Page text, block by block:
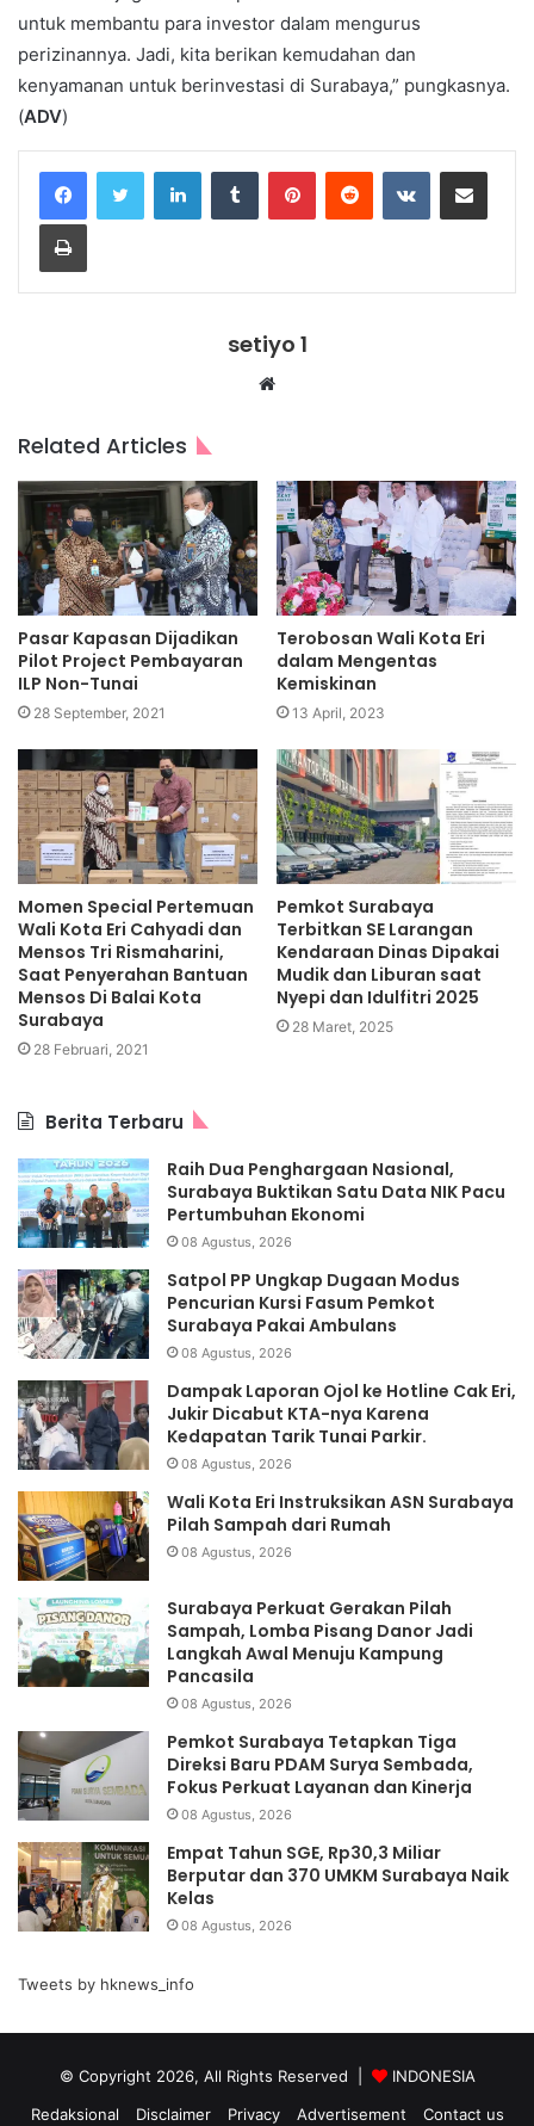
untuk membantu para investor dalam mengurus
perizinannya. Jadi, kita berikan kemudahan dan
kenyamanan untuk berinvestasi di Surabaya,” pungkasnya.
(ADV)
LinkedInTumblr PinterestReddit VKontakteShare via Email
Print
setiyo 1
Website
Related Articles
Pasar Kapasan Dijadikan
Pilot Project Pembayaran
ILP Non-Tunai
28 September, 2021
Terobosan Wali Kota Eri
dalam Mengentas
Kemiskinan
13 April, 2023
Momen Special Pertemuan
Wali Kota Eri Cahyadi dan
Mensos Tri Rismaharini,
Saat Penyerahan Bantuan
Mensos Di Balai Kota
Surabaya
28 Februari, 2021
Pemkot Surabaya
Terbitkan SE Larangan
Kendaraan Dinas Dipakai
Mudik dan Liburan saat
Nyepi dan Idulfitri 2025
28 Maret, 2025
Berita Terbaru
Raih Dua Penghargaan Nasional,
Surabaya Buktikan Satu Data NIK Pacu
Pertumbuhan Ekonomi
08 Agustus, 2026
Satpol PP Ungkap Dugaan Modus
Pencurian Kursi Fasum Pemkot
Surabaya Pakai Ambulans
08 Agustus, 2026
Dampak Laporan Ojol ke Hotline Cak Eri,
Jukir Dicabut KTA-nya Karena
Kedapatan Tarik Tunai Parkir.
08 Agustus, 2026
Wali Kota Eri Instruksikan ASN Surabaya
Pilah Sampah dari Rumah
08 Agustus, 2026
Surabaya Perkuat Gerakan Pilah
Sampah, Lomba Pisang Danor Jadi
Langkah Awal Menuju Kampung
Pancasila
08 Agustus, 2026
Pemkot Surabaya Tetapkan Tiga
Direksi Baru PDAM Surya Sembada,
Fokus Perkuat Layanan dan Kinerja
08 Agustus, 2026
Empat Tahun SGE, Rp30,3 Miliar
Berputar dan 370 UMKM Surabaya Naik
Kelas
08 Agustus, 2026
Tweets by hknews_info
© Copyright 2026, All Rights Reserved |
INDONESIA
Redaksional
Disclaimer Privacy Advertisement Contact us